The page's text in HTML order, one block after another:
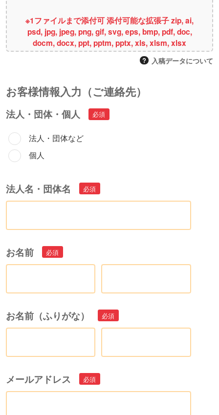
※1ファイルまで添付可 添付可能な拡張子 zip, ai,
psd, jpg, jpeg, png, gif, svg, eps, bmp, pdf, doc,
docm, docx, ppt, pptm, pptx, xls, xlsm, xlsx
入稿データについて
お客様情報⼊⼒（ご連絡先）
法人・団体・個人
法人・団体など
個人
法人名・団体名
お名前
お名前（ふりがな）
メールアドレス